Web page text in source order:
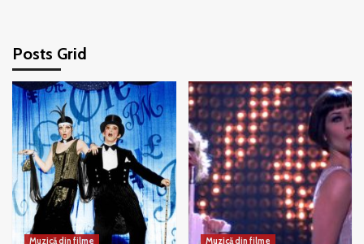
Posts Grid
Muzică din filme Muzică din filme